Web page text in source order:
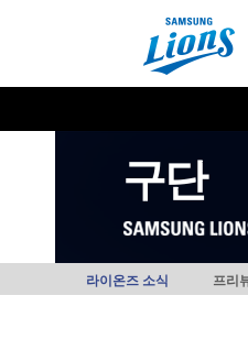
구단
라이온즈 소식 프리